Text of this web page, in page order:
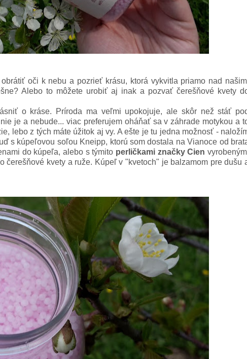
oči k nebu a pozrieť krásu, ktorá vykvitla priamo nad
Alebo to môžete urobiť aj inak a pozvať čerešňové kvety
o kráse. Príroda ma veľmi upokojuje, ale skôr než stáť
je a nebude... viac preferujem oháňať sa v záhrade motykou a
lebo z tých máte úžitok aj vy. A ešte je tu jedna možnosť -
s kúpeľovou soľou Kneipp, ktorú som dostala na Vianoce od
do kúpeľa, alebo s týmito perličkami značky Cien
čerešňové kvety a ruže. Kúpeľ v "kvetoch" je balzamom pre dušu